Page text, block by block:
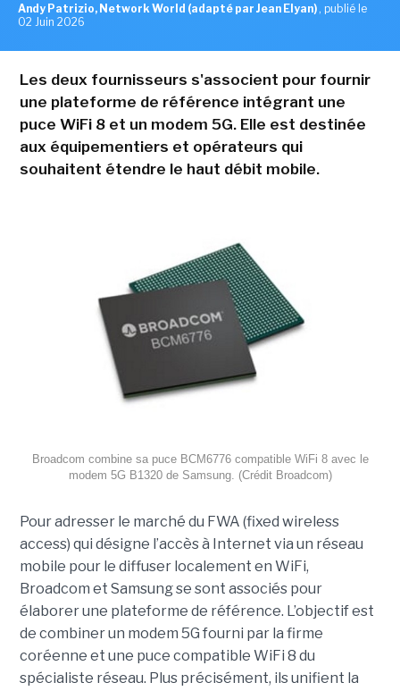
Andy Patrizio, Network World (adapté par Jean Elyan) , publié le
02 Juin 2026
Les deux fournisseurs s'associent pour fournir
une plateforme de référence intégrant une
puce WiFi 8 et un modem 5G. Elle est destinée
aux équipementiers et opérateurs qui
souhaitent étendre le haut débit mobile.
Broadcom combine sa puce BCM6776 compatible WiFi 8 avec le
modem 5G B1320 de Samsung. (Crédit Broadcom)
Pour adresser le marché du FWA (fixed wireless
access) qui désigne l’accès à Internet via un réseau
mobile pour le diffuser localement en WiFi,
Broadcom et Samsung se sont associés pour
élaborer une plateforme de référence. L’objectif est
de combiner un modem 5G fourni par la firme
coréenne et une puce compatible WiFi 8 du
spécialiste réseau. Plus précisément, ils unifient la